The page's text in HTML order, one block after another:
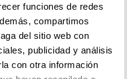
funciones de redes
compartimos
del sitio web con
publicidad y análisis
con otra información